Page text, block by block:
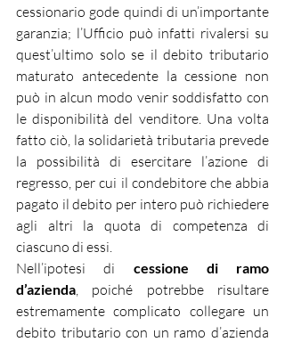
cessionario gode quindi di un’importante
garanzia; l’Ufficio può infatti rivalersi su
quest’ultimo solo se il debito tributario
maturato antecedente la cessione non
può in alcun modo venir soddisfatto con
le disponibilità del venditore. Una volta
fatto ciò, la solidarietà tributaria prevede
la possibilità di esercitare l’azione di
regresso, per cui il condebitore che abbia
pagato il debito per intero può richiedere
agli altri la quota di competenza di
ciascuno di essi.
Nell’ipotesi di cessione di ramo
d’azienda, poiché potrebbe risultare
estremamente complicato collegare un
debito tributario con un ramo d’azienda